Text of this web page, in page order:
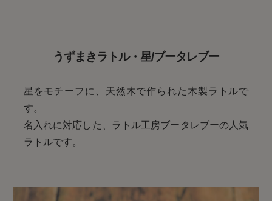
うずまきラトル・星/ブータレブー
星をモチーフに、天然木で作られた木製ラトルで
す。
名入れに対応した、ラトル工房ブータレブーの人気
ラトルです。